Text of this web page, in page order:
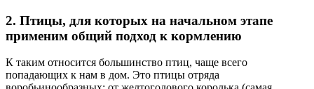
2. Птицы, для которых на начальном этапе
применим общий подход к кормлению
К таким относится большинство птиц, чаще всего
попадающих к нам в дом. Это птицы отряда